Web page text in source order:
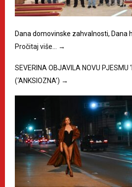
Dana domovinske zahvalnosti, Dana
Pročitaj više…
→
SEVERINA OBJAVILA NOVU PJESMU
(‘ANKSIOZNA’) →